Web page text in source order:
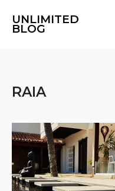
UNLIMITED
BLOG
RAIA